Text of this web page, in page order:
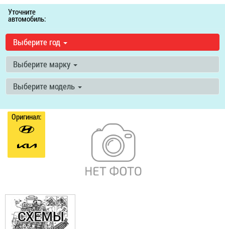
Уточните
автомобиль:
Выберите год
Выберите марку
Выберите модель
Оригинал: